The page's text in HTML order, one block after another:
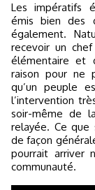
Les impératifs
émis bien des
également.
recevoir un
élémentaire et
raison pour ne
qu’un peuple
l’intervention
soir-même de
relayée. Ce que
de façon
pourrait arriver
communauté.